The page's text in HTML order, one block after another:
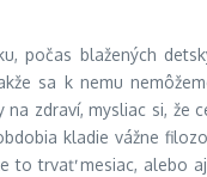
počas blažených
sa k nemu
zdraví, mysliac si,
kladie vážne
to trvať mesiac,